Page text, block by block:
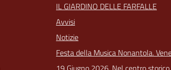
IL GIARDINO DELLE FARFALLE
Avvisi
Notizie
Festa della Musica Nonantola.